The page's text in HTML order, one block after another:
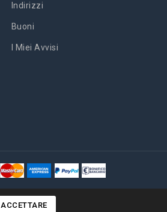
Indirizzi
Buoni
I Miei Avvisi
ACCETTARE